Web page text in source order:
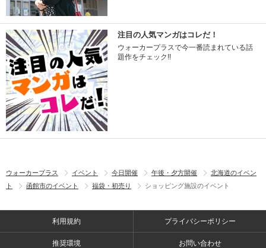
注目の人気マンガはコレだ！
ウォーカープラスで今一番読まれている話
題作をチェック!!
ウォーカープラス イベント 今日開催 午後・夕方開催
北海道のイベン
ト
函館市のイベント 福袋・初売り ショッピング施設のイベント
利用規約 プライバシーポリシー
推奨環境 お問い合わせ